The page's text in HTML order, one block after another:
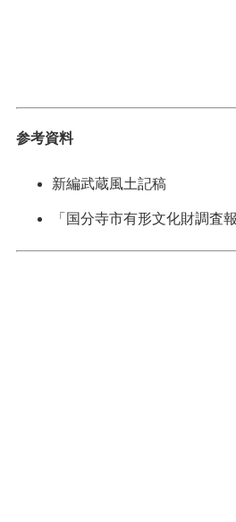
参考資料
新編武蔵風土記稿
「国分寺市有形文化財調査